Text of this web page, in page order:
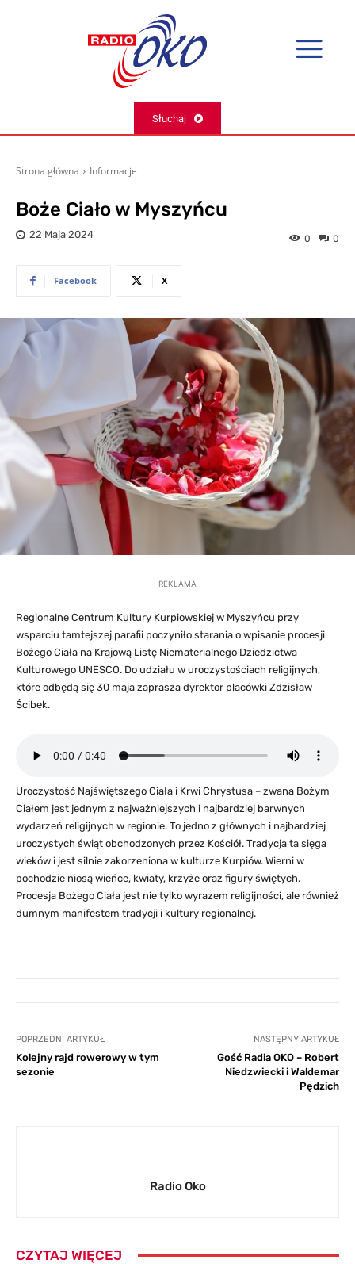
Słuchaj
Strona główna Informacje
Boże Ciało w Myszyńcu
22 Maja 2024 0
0
Facebook X
REKLAMA
Regionalne Centrum Kultury Kurpiowskiej w Myszyńcu przy
wsparciu tamtejszej parafii poczyniło starania o wpisanie procesji
Bożego Ciała na Krajową Listę Niematerialnego Dziedzictwa
Kulturowego UNESCO. Do udziału w uroczystościach religijnych,
które odbędą się 30 maja zaprasza dyrektor placówki Zdzisław
Ścibek.
Uroczystość Najświętszego Ciała i Krwi Chrystusa – zwana Bożym
Ciałem jest jednym z najważniejszych i najbardziej barwnych
wydarzeń religijnych w regionie. To jedno z głównych i najbardziej
uroczystych świąt obchodzonych przez Kościół. Tradycja ta sięga
wieków i jest silnie zakorzeniona w kulturze Kurpiów. Wierni w
pochodzie niosą wieńce, kwiaty, krzyże oraz figury świętych.
Procesja Bożego Ciała jest nie tylko wyrazem religijności, ale również
dumnym manifestem tradycji i kultury regionalnej.
POPRZEDNI ARTYKUŁ
Kolejny rajd rowerowy w tym
sezonie
NASTĘPNY ARTYKUŁ
Gość Radia OKO – Robert
Niedzwiecki i Waldemar
Pędzich
Radio Oko
CZYTAJ WIĘCEJ